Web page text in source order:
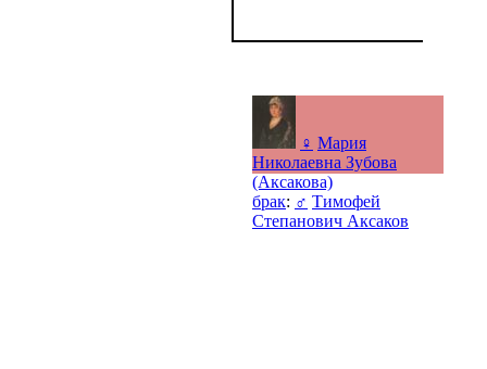
♀ Мария
Николаевна Зубова
(Аксакова)
брак: ♂ Тимофей
Степанович Аксаков